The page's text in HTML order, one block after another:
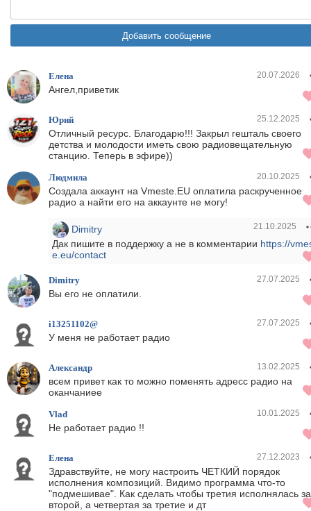
Елена 20.07.2026
Ангел,приветик
Юрий 25.12.2025
Отличный ресурс. Благодарю!!! Закрыл гешталь своего
детства и молодости иметь свою радиовещательную
станцию. Теперь в эфире))
Людмила 20.10.2025
Создала аккаунт на Vmeste.EU оплатила раскрученное
радио а найти его на аккаунте не могу!
Dimitry 21.10.2025
Дак пишите в поддержку а не в комментарии https://
e.eu/contact
Dimitry 27.07.2025
Вы его не оплатили.
i13251102@ 27.07.2025
У меня не работает радио
Александр 13.02.2025
всем привет как то можно поменять адресс радио на
оканчаниее
Vlad 10.01.2025
Не работает радио !!
Елена 27.12.2023
Здравствуйте, не могу настроить ЧЕТКИЙ порядок
исполнения композиций. Видимо программа что-то
"подмешивае". Как сделать чтобы третия исполнялась за
второй, а четвертая за третие и дт